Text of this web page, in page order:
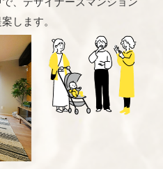
、デザイナーズマンション
します。